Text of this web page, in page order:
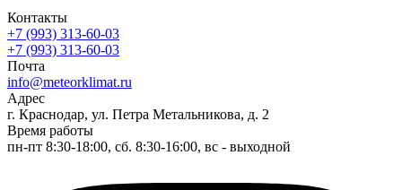
Контакты
+7 (993) 313-60-03
+7 (993) 313-60-03
Почта
info@meteorklimat.ru
Адрес
г. Краснодар, ул. Петра Метальникова, д. 2
Время работы
пн-пт 8:30-18:00, сб. 8:30-16:00, вс - выходной